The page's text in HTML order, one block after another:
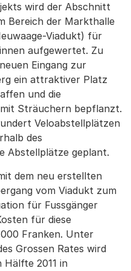
wird der Abschnitt
Bereich der Markthalle
Viadukt) für
aufgewertet. Zu
Eingang zur
ein attraktiver Platz
und die
Sträuchern bepflanzt.
Veloabstellplätzen
des
Abstellplätze geplant.
dem neu erstellten
vom Viadukt zum
für Fussgänger
für diese
Franken. Unter
Grossen Rates wird
2011 in